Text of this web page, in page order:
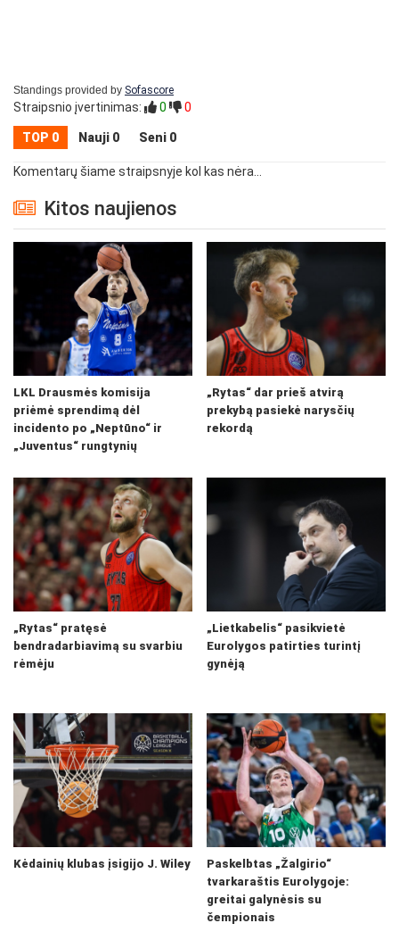
Standings provided by Sofascore
Straipsnio įvertinimas: 0 0
TOP 0 Nauji 0 Seni 0
Komentarų šiame straipsnyje kol kas nėra...
Kitos naujienos
LKL Drausmės komisija
priėmė sprendimą dėl
incidento po „Neptūno“ ir
„Juventus“ rungtynių
„Rytas“ dar prieš atvirą
prekybą pasiekė narysčių
rekordą
„Rytas“ pratęsė
bendradarbiavimą su svarbiu
rėmėju
„Lietkabelis“ pasikvietė
Eurolygos patirties turintį
gynėją
Kėdainių klubas įsigijo J. Wiley
Paskelbtas „Žalgirio“
tvarkaraštis Eurolygoje:
greitai galynėsis su
čempionais